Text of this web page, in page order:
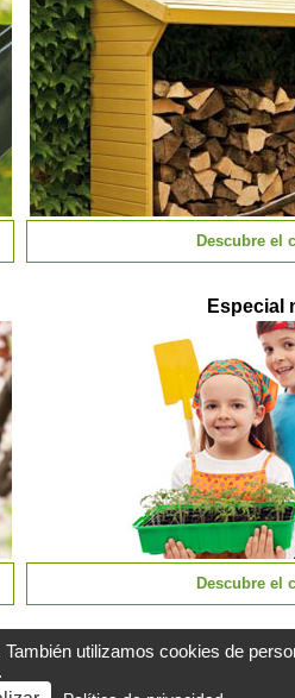
Descubre el
Especial
Descubre el
utilizamos cookies de